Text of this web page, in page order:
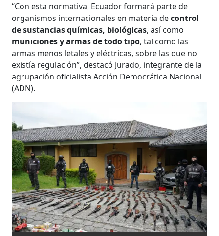
“Con esta normativa, Ecuador formará parte de
organismos internacionales en materia decontrol
de sustancias químicas, biológicas, así como
municiones y armas de todo tipo, tal como las
armas menos letales y eléctricas, sobre las que no
existía regulación”, destacó Jurado, integrante de la
agrupación oficialista Acción Democrática Nacional
(ADN).